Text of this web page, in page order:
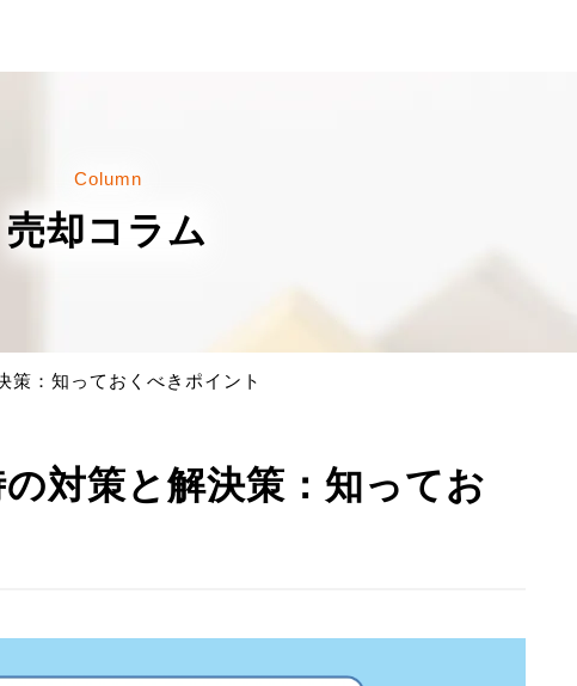
よくある質問
Column
売却コラム
策：知っておくべきポイント
対策と解決策：知ってお